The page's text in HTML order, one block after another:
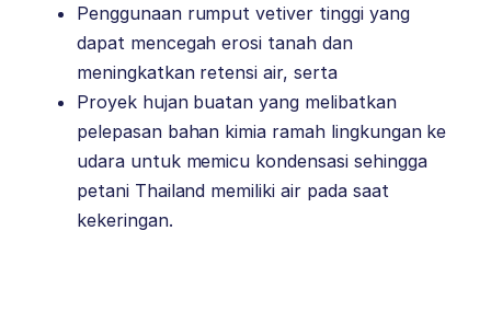
Penggunaan rumput vetiver tinggi yang
dapat mencegah erosi tanah dan
meningkatkan retensi air, serta
Proyek hujan buatan yang melibatkan
pelepasan bahan kimia ramah lingkungan ke
udara untuk memicu kondensasi sehingga
petani Thailand memiliki air pada saat
kekeringan.